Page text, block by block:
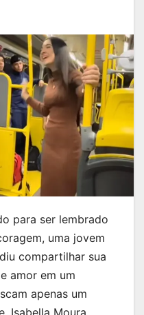
para ser lembrado
uma jovem
compartilhar sua
amor em um
apenas um
Isabella Moura,